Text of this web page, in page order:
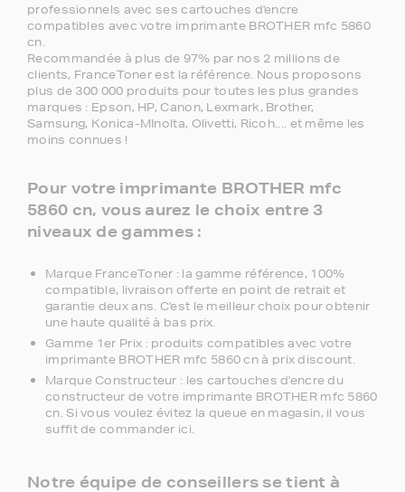
professionnels avec ses cartouches d'encre
compatibles avec votre imprimante BROTHER mfc 5860
cn.
Recommandée à plus de 97% par nos 2 millions de
clients, FranceToner est la référence. Nous proposons
plus de 300 000 produits pour toutes les plus grandes
marques : Epson, HP, Canon, Lexmark, Brother,
Samsung, Konica-MInolta, Olivetti, Ricoh.... et même les
moins connues !
Pour votre imprimante BROTHER mfc
5860 cn, vous aurez le choix entre 3
niveaux de gammes :
Marque FranceToner : la gamme référence, 100%
compatible, livraison offerte en point de retrait et
garantie deux ans. C'est le meilleur choix pour obtenir
une haute qualité à bas prix.
Gamme 1er Prix : produits compatibles avec votre
imprimante BROTHER mfc 5860 cn à prix discount.
Marque Constructeur : les cartouches d'encre du
constructeur de votre imprimante BROTHER mfc 5860
cn. Si vous voulez évitez la queue en magasin, il vous
suffit de commander ici.
Notre équipe de conseillers se tient à